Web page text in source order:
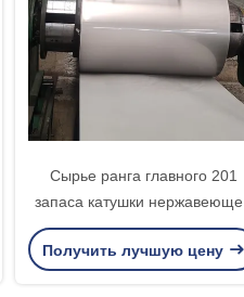
Сырье ранга главного 201
запаса катушки нержавеющей
стали высокой яркости
Получить лучшую цену